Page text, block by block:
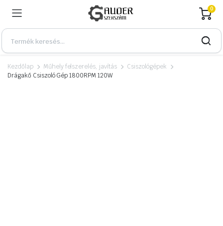
0
Kezdőlap Műhely felszerelés, javítás
Csiszológépek
Drágakő Csiszoló Gép 1800RPM 120W